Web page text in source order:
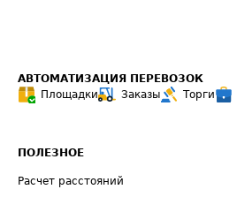
АВТОМАТИЗАЦИЯ ПЕРЕВОЗОК
Площадки
Заказы Торги
ПОЛЕЗНОЕ
Расчет расстояний